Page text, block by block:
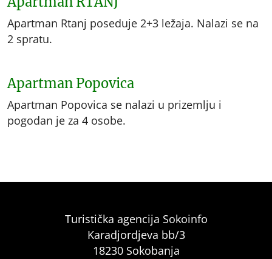
Apartman Rtanj poseduje 2+3 ležaja. Nalazi se na
2 spratu.
Apartman Popovica
Apartman Popovica se nalazi u prizemlju i
pogodan je za 4 osobe.
Turistička agencija Sokoinfo
Karadjordjeva bb/3
18230 Sokobanja